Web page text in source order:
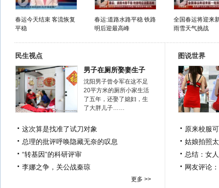
春运今天结束 客流恢复
平稳
春运:道路水路平稳 铁路
明后迎最高峰
全国春运将迎来
雨雪天气挑战
民生视点
男子在厕所娶妻生子
沈阳男子曾令军在这不足
20平方米的厕所小家生活
了五年，还娶了媳妇，生
了大胖儿子……
这次算是找准了试刀对象
总理的批评呼唤隐藏无奈的叹息
“转基因”的科研评审
李娜之争，关公战秦琼
更多 >>
图说世界
原来校服
姑娘拍照
总结：女
网友评论